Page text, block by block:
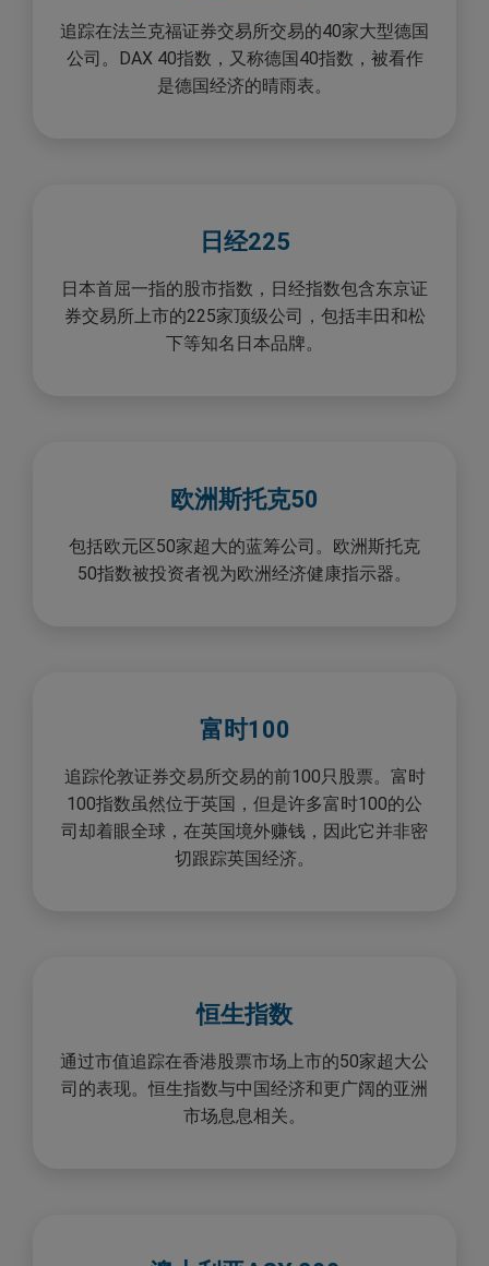
追踪在法兰克福证券交易所交易的40家大型德国
公司。DAX 40指数，又称德国40指数，被看作
是德国经济的晴雨表。
日经225
日本首屈一指的股市指数，日经指数包含东京证
券交易所上市的225家顶级公司，包括丰田和松
下等知名日本品牌。
欧洲斯托克50
包括欧元区50家超大的蓝筹公司。欧洲斯托克
50指数被投资者视为欧洲经济健康指示器。
富时100
追踪伦敦证券交易所交易的前100只股票。富时
100指数虽然位于英国，但是许多富时100的公
司却着眼全球，在英国境外赚钱，因此它并非密
切跟踪英国经济。
恒生指数
通过市值追踪在香港股票市场上市的50家超大公
司的表现。恒生指数与中国经济和更广阔的亚洲
市场息息相关。